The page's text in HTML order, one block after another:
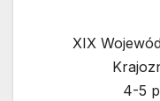
XIX
4-5